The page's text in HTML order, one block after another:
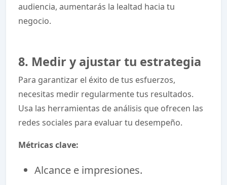
audiencia, aumentarás la lealtad hacia tu
negocio.
8. Medir y ajustar tu estrategia
Para garantizar el éxito de tus esfuerzos,
necesitas medir regularmente tus resultados.
Usa las herramientas de análisis que ofrecen las
redes sociales para evaluar tu desempeño.
Métricas clave:
Alcance e impresiones.